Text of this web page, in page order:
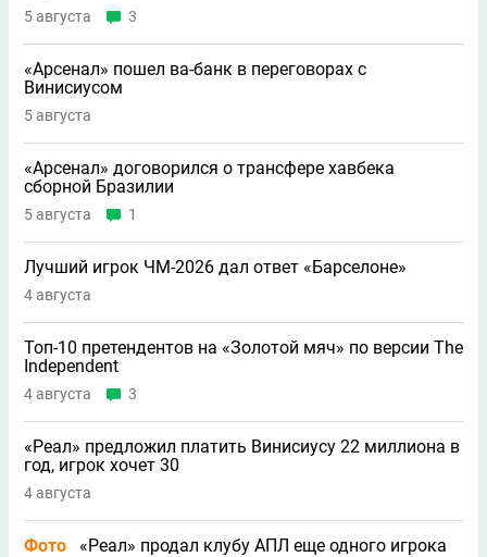
5 августа 3
«Арсенал» пошел ва-банк в переговорах с
Винисиусом
5 августа
«Арсенал» договорился о трансфере хавбека
сборной Бразилии
5 августа 1
Лучший игрок ЧМ-2026 дал ответ «Барселоне»
4 августа
Топ-10 претендентов на «Золотой мяч» по версии The
Independent
4 августа 3
«Реал» предложил платить Винисиусу 22 миллиона в
год, игрок хочет 30
4 августа
Фото «Реал» продал клубу АПЛ еще одного игрока